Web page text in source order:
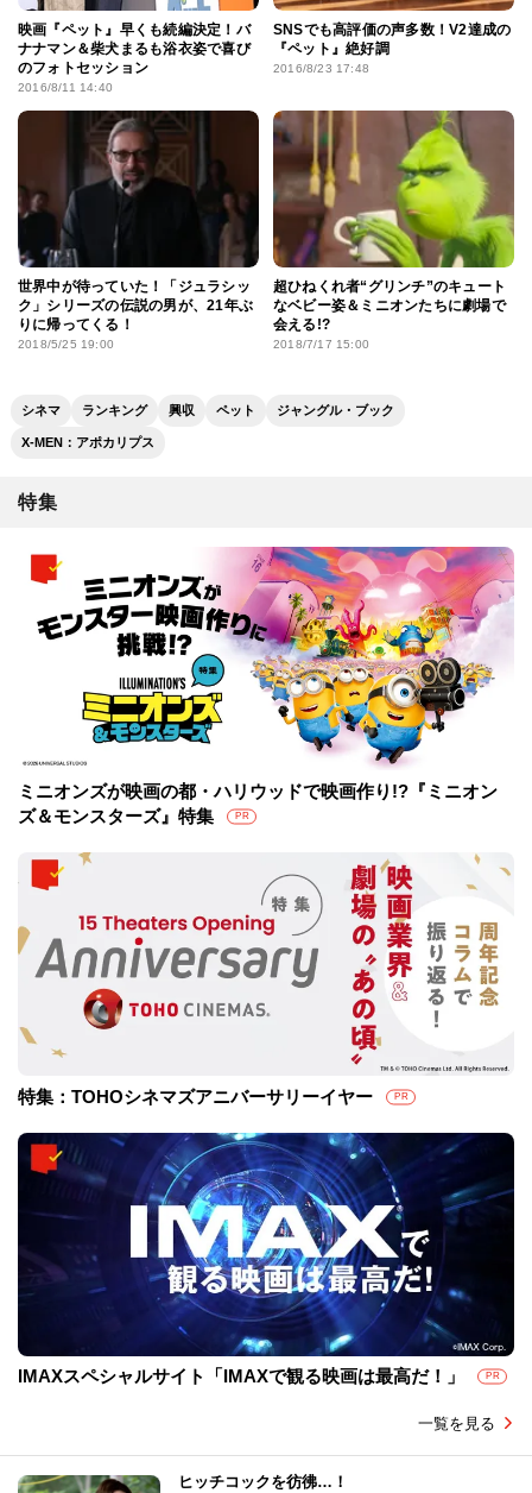
映画『ペット』早くも続編決定！バ
ナナマン＆柴犬まるも浴衣姿で喜び
のフォトセッション
2016/8/11 14:40
SNSでも高評価の声多数！V2達成の
『ペット』絶好調
2016/8/23 17:48
世界中が待っていた！「ジュラシッ
ク」シリーズの伝説の男が、21年ぶ
りに帰ってくる！
2018/5/25 19:00
超ひねくれ者“グリンチ”のキュート
なベビー姿＆ミニオンたちに劇場で
会える!?
2018/7/17 15:00
シネマ ランキング 興収 ペット ジャングル・ブック
X-MEN：アポカリプス
特集
ミニオンズが映画の都・ハリウッドで映画作り!?『ミニオン
ズ＆モンスターズ』特集
PR
特集：TOHOシネマズアニバーサリーイヤー PR
IMAXスペシャルサイト「IMAXで観る映画は最高だ！」 PR
一覧を見る
ヒッチコックを彷彿…！